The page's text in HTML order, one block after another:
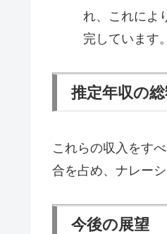
れ、これによ
完しています。
推定年収の
これらの収入をす
合を占め、ナレー
今後の展望